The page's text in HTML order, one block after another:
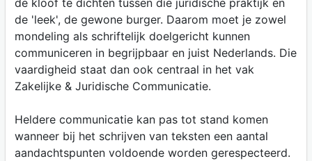
de kloof te dichten tussen die juridische praktijk en
de 'leek', de gewone burger. Daarom moet je zowel
mondeling als schriftelijk doelgericht kunnen
communiceren in begrijpbaar en juist Nederlands. Die
vaardigheid staat dan ook centraal in het vak
Zakelijke & Juridische Communicatie.
Heldere communicatie kan pas tot stand komen
wanneer bij het schrijven van teksten een aantal
aandachtspunten voldoende worden gerespecteerd.